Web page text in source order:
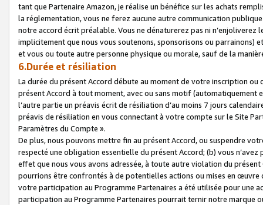
tant que Partenaire Amazon, je réalise un bénéfice sur les achats
la réglementation, vous ne ferez aucune autre communication
notre accord écrit préalable. Vous ne dénaturerez pas ni
implicitement que nous vous soutenons, sponsorisons ou parrainons)
et vous ou toute autre personne physique ou morale, sauf de la
6.Durée et résiliation
La durée du présent Accord débute au moment de votre inscription
présent Accord à tout moment, avec ou sans motif (automatiquement
l’autre partie un préavis écrit de résiliation d’au moins 7 jours
préavis de résiliation en vous connectant à votre compte sur le Site
Paramètres du Compte ».
De plus, nous pouvons mettre fin au présent Accord, ou suspendre
respecté une obligation essentielle du présent Accord; (b) vous
effet que nous vous avons adressée, à toute autre violation du
pourrions être confrontés à de potentielles actions ou mises en
votre participation au Programme Partenaires a été utilisée pour une
participation au Programme Partenaires pourrait ternir notre marque